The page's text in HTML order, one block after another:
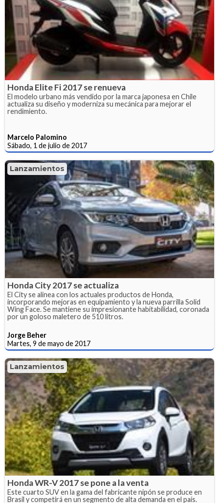
Honda Elite Fi 2017 se renueva
El modelo urbano más vendido por la marca japonesa en Chile
actualiza su diseño y moderniza su mecánica para mejorar el
rendimiento.
Marcelo Palomino
Sábado, 1 de julio de 2017
Lanzamientos
Honda City 2017 se actualiza
El City se alinea con los actuales productos de Honda,
incorporando mejoras en equipamiento y la nueva parrilla Solid
Wing Face. Se mantiene su impresionante habitabilidad, coronada
por un goloso maletero de 510 litros.
Jorge Beher
Martes, 9 de mayo de 2017
Lanzamientos
Honda WR-V 2017 se pone a la venta
Este cuarto SUV en la gama del fabricante nipón se produce en
Brasil y competirá en un segmento de alta demanda en el país.